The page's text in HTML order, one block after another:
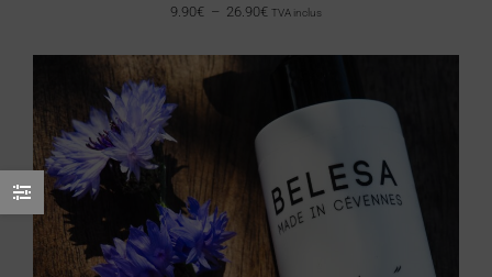
9.90€ – 26.90€ TVA inclus